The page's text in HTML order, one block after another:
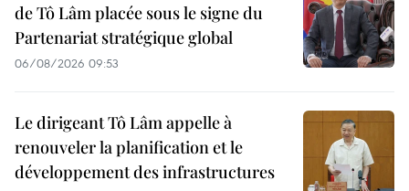
de Tô Lâm placée sous le signe du
Partenariat stratégique global
06/08/2026 09:53
Le dirigeant Tô Lâm appelle à
renouveler la planification et le
développement des infrastructures